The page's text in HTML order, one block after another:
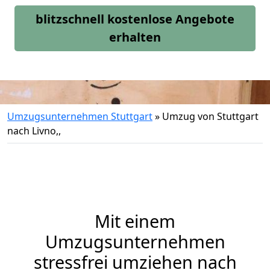
blitzschnell kostenlose Angebote
erhalten
Umzugsunternehmen Stuttgart» Umzug von Stuttgart
nach Livno,,
Mit einem
Umzugsunternehmen
stressfrei umziehen nach